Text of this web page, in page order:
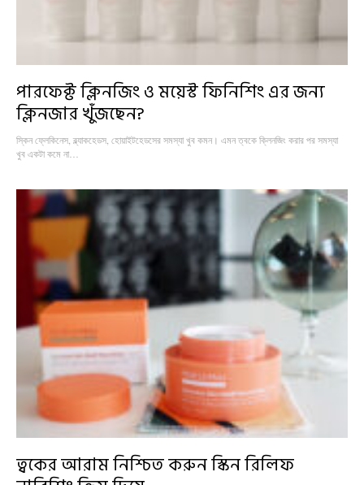
পারফেক্ট ক্লিনজিং ও ময়েস্ট ফিনিশিং এর জন্য
ক্লিনজার খুঁজছেন?
স্কিন ফ্লেকিনেস, ব্ল্যাকহেডস, হোয়াইটহেডসের সমস্যা খুব কমন। এমন ত্বকে ক্লিনজিং করার পর সমস্যা
খুব একটা কমে না…
ত্বকের আরাম নিশ্চিত করুন স্কিন রিলিফ